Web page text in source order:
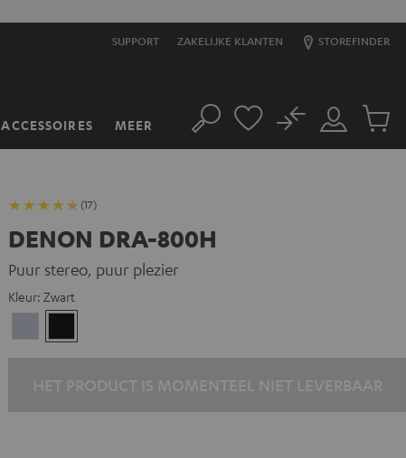
SUPPORT ZAKELIJKE KLANTEN STOREFINDER
ACCESSOIRES MEER Zoeken
Mijn
account
No
(17)
DENON DRA-800H
Puur stereo, puur plezier
Kleur: Zwart
zilver